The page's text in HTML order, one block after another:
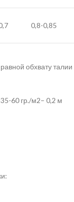
0,8-0,85
обхвату талии
60 гр./м2– 0,2 м